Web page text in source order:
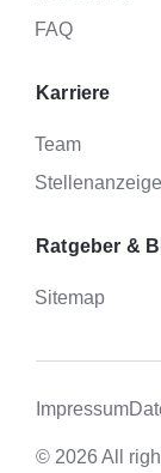
FAQ
Karriere
Team
Ratgeber &
Sitemap
Impressum
© 2026 All